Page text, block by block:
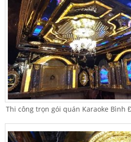
Thi công trọn gói quán Karaoke Bình